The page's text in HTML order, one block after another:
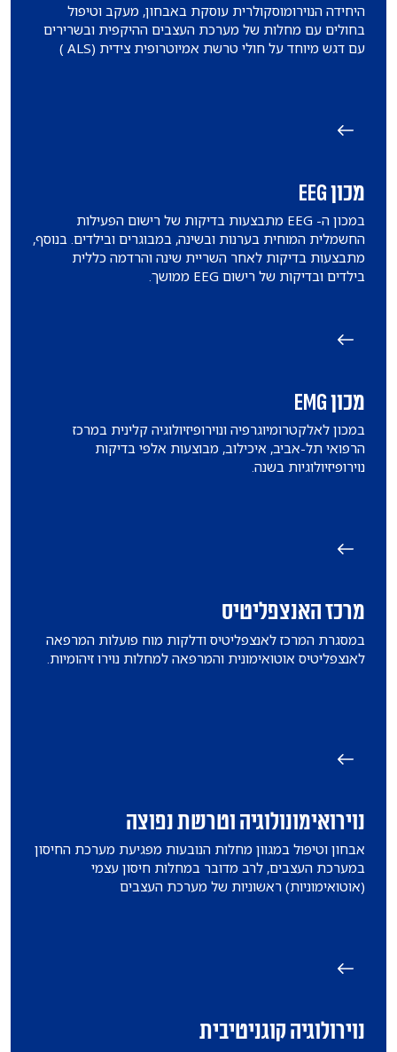
היחידה הנוירומוסקולרית עוסקת באבחון, מעקב וטיפול
בחולים עם מחלות של מערכת העצבים ההיקפית ובשרירים
עם דגש מיוחד על חולי טרשת אמיוטרופית צידית (ALS )
מכון EEG
במכון ה- EEG מתבצעות בדיקות של רישום הפעילות
החשמלית המוחית בערנות ובשינה, במבוגרים ובילדים. בנוסף,
מתבצעות בדיקות לאחר השריית שינה והרדמה כללית
בילדים ובדיקות של רישום EEG ממושך.
מכון EMG
​במכון לאלקטרומיוגרפיה ונוירופיזיולוגיה קלינית במרכז
הרפואי תל-אביב, איכילוב, מבוצעות אלפי בדיקות
נוירופיזיולוגיות בשנה.
מרכז האנצפליטיס
במסגרת המרכז לאנצפליטיס ודלקות מוח פועלות המרפאה
לאנצפליטיס אוטואימונית והמרפאה למחלות נוירו זיהומיות.
נוירואימונולוגיה וטרשת נפוצה
אבחון וטיפול במגוון מחלות הנובעות מפגיעת מערכת החיסון
במערכת העצבים, לרב מדובר במחלות חיסון עצמי
(אוטואימוניות) ראשוניות של מערכת העצבים
נוירולוגיה קוגניטיבית